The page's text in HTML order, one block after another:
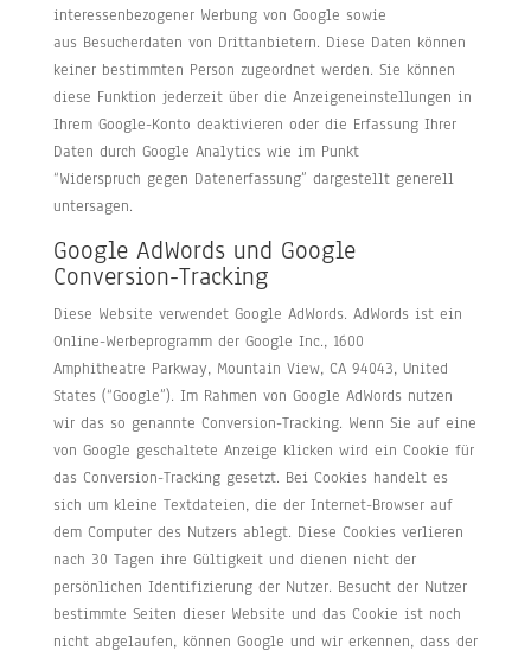
interessenbezogener Werbung von Google sowie
aus Besucherdaten von Drittanbietern. Diese Daten können
keiner bestimmten Person zugeordnet werden. Sie können
diese Funktion jederzeit über die Anzeigeneinstellungen in
Ihrem Google-Konto deaktivieren oder die Erfassung Ihrer
Daten durch Google Analytics wie im Punkt
“Widerspruch gegen Datenerfassung” dargestellt generell
untersagen.
Google AdWords und Google
Conversion-Tracking
Diese Website verwendet Google AdWords. AdWords ist ein
Online-Werbeprogramm der Google Inc., 1600
Amphitheatre Parkway, Mountain View, CA 94043, United
States (“Google”). Im Rahmen von Google AdWords nutzen
wir das so genannte Conversion-Tracking. Wenn Sie auf eine
von Google geschaltete Anzeige klicken wird ein Cookie für
das Conversion-Tracking gesetzt. Bei Cookies handelt es
sich um kleine Textdateien, die der Internet-Browser auf
dem Computer des Nutzers ablegt. Diese Cookies verlieren
nach 30 Tagen ihre Gültigkeit und dienen nicht der
persönlichen Identifizierung der Nutzer. Besucht der Nutzer
bestimmte Seiten dieser Website und das Cookie ist noch
nicht abgelaufen, können Google und wir erkennen, dass der